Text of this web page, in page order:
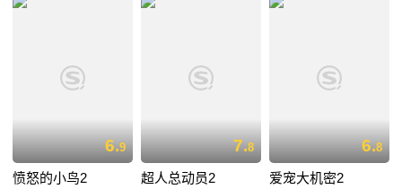
6.9
愤怒的小鸟2
7.8
超人总动员2
6.8
爱宠大机密2